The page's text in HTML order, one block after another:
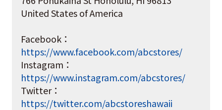
United States of America
Facebook：
https://www.facebook.com/abcstores/
Instagram：
https://www.instagram.com/abcstores/
Twitter：
https://twitter.com/abcstoreshawaii